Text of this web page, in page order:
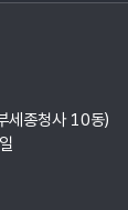
세종청사 10동)